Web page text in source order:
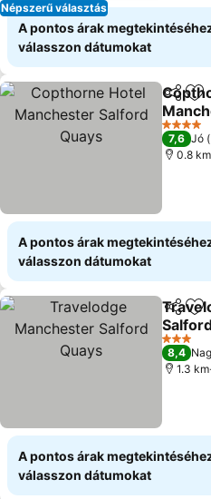
Népszerű választás
A pontos árak
válasszon dátumokat
Quays
Árak
4
7,6 Jó
0.8
A pontos árak
válasszon dátumokat
Árak
3
8,4
1.3
A pontos árak
válasszon dátumokat